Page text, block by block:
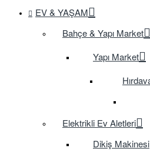
EV & YAŞAM
Bahçe & Yapı Market
Yapı Market
Elektrikli Ev Aletleri
Dikiş Makinesi